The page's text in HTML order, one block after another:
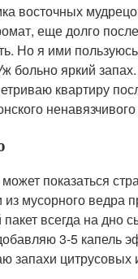
восточных
еще долго после
Но я ими
больно яркий
квартиру
показаться
мусорного ведра
всегда на дно
3-5 капель
запахи цитрусовых